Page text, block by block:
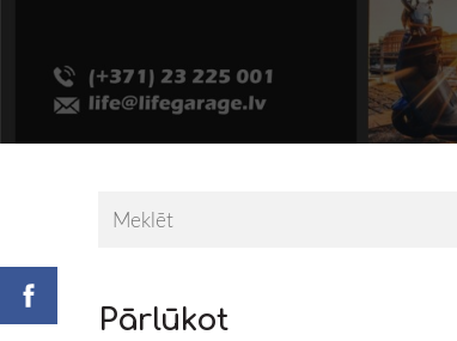
Pārlūkot